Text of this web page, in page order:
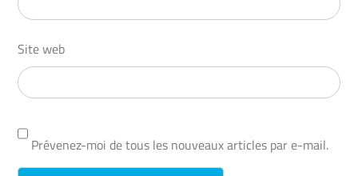
Site web
Prévenez-moi de tous les nouveaux articles par e-mail.